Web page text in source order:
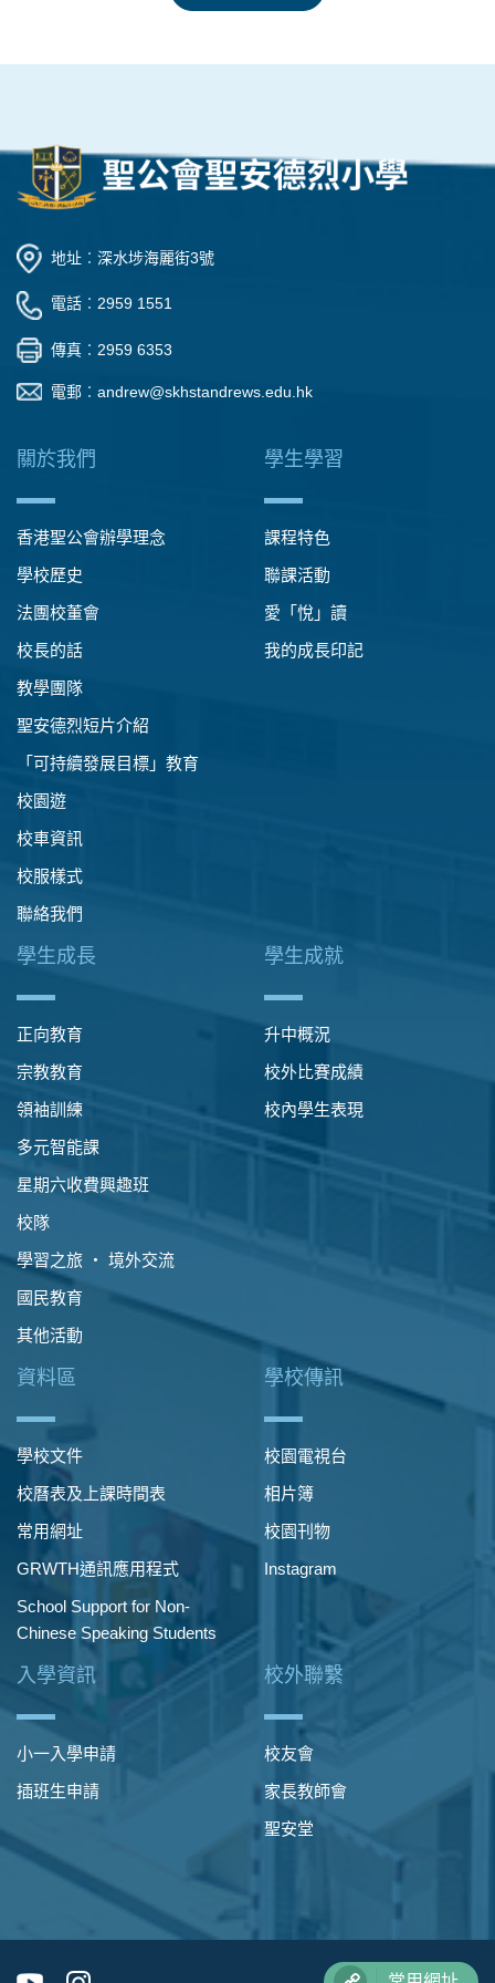
地址︰深水埗海麗街3號
電話︰2959 1551
傳真︰2959 6353
電郵︰ andrew@skhstandrews.edu.hk
關於我們
香港聖公會辦學理念
學校歷史
法團校董會
校長的話
教學團隊
聖安德烈短片介紹
「可持續發展目標」教育
校園遊
校車資訊
校服樣式
聯絡我們
學生學習
課程特色
聯課活動
愛「悅」讀
我的成長印記
學生成長
正向教育
宗教教育
領袖訓練
多元智能課
星期六收費興趣班
校隊
學習之旅 ‧ 境外交流
國民教育
其他活動
學生成就
升中概況
校外比賽成績
校內學生表現
資料區
學校文件
校曆表及上課時間表
常用網址
GRWTH通訊應用程式
School Support for Non-
Chinese Speaking Students
學校傳訊
校園電視台
相片簿
校園刊物
Instagram
入學資訊
小一入學申請
插班生申請
校外聯繫
校友會
家長教師會
聖安堂